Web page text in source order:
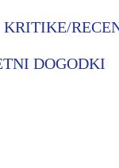
KRITIKE/
DOGODKI